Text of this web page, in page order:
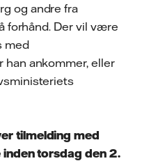
og andre fra
forhånd. Der vil være
med
ankommer, eller
tilmelding med
torsdag den 2.